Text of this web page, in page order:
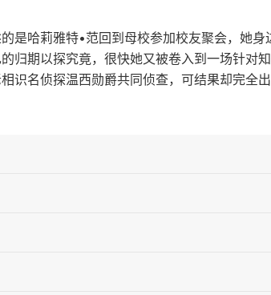
的是哈莉雅特•范回到母校参加校友聚会，她
归期以探究竟，很快她又被卷入到一场针对
识名侦探温西勋爵共同侦查，可结果却完全